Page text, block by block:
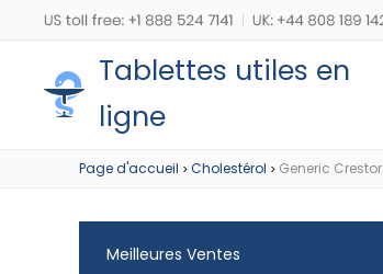
Tablettes utiles en
ligne
Page d'accueil > Cholestérol > Generic Crestor
Meilleures Ventes